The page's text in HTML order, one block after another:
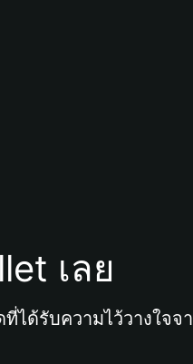
เลย
ได้รับความไว้วางใจ